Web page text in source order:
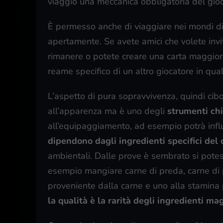
È permesso anche di viaggiare nei mondi
apertamente. Se avete amici che volete
rimanere o potete creare una carta
reame specifico di un altro giocatore in
L’aspetto di pura sopravvivenza, quindi
all’apparenza ma è uno degli strumenti
all’equipaggiamento, ad esempio potrà
dipendono dagli ingredienti specifici del
ambientali. Dalle prove è sembrato si
esempio mangiare carne di preda, carne
proveniente dalla carne e uno alla
la qualità è la rarità degli ingredienti